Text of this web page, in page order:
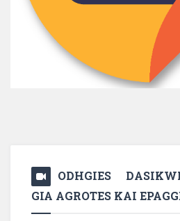
ODHGIES
GIA AGROTES KAI